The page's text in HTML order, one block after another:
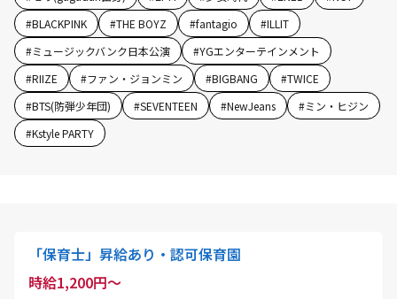
#BLACKPINK #THE BOYZ #fantagio #ILLIT
#ミュージックバンク日本公演 #YGエンターテインメント
#RIIZE #ファン・ジョンミン #BIGBANG #TWICE
#BTS(防弾少年団) #SEVENTEEN #NewJeans #ミン・ヒジン
#Kstyle PARTY
「保育士」昇給あり・認可保育園
時給1,200円～